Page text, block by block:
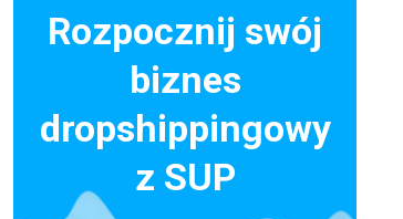
Rozpocznij swój
biznes
dropshippingowy
z SUP